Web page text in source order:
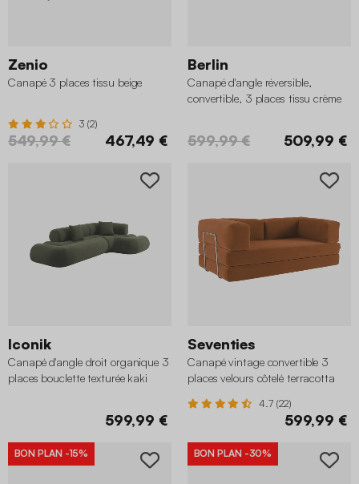
Zenio
Canapé 3 places tissu beige
3 (2)
549,99 € 467,49 €
Berlin
Canapé d'angle réversible,
convertible, 3 places tissu crème
599,99 € 509,99 €
Iconik
Canapé d'angle droit organique 3
places bouclette texturée kaki
599,99 €
Seventies
Canapé vintage convertible 3
places velours côtelé terracotta
4.7 (22)
599,99 €
BON PLAN -15% BON PLAN -30%